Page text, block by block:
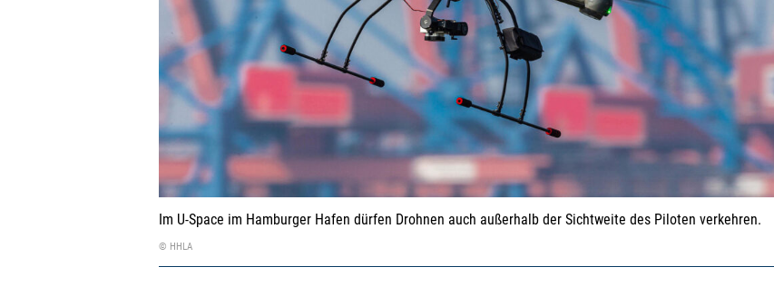
Im U-Space im Hamburger Hafen dürfen Drohnen auch außerhalb der Sichtweite des Piloten verkehren.
© HHLA